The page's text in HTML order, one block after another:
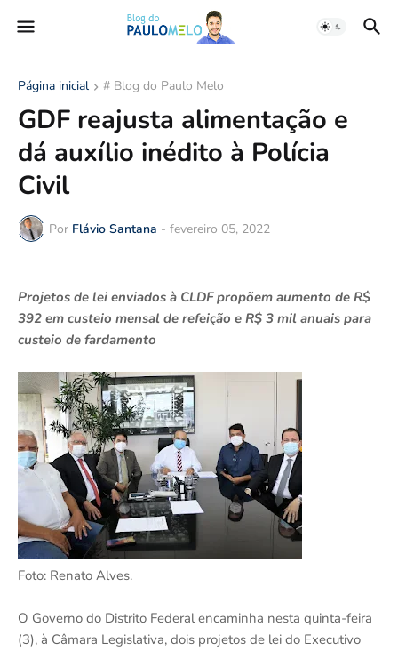
Página inicial # Blog do Paulo Melo
GDF reajusta alimentação e
dá auxílio inédito à Polícia
Civil
Por Flávio Santana - fevereiro 05, 2022
Projetos de lei enviados à CLDF propõem aumento de R$
392 em custeio mensal de refeição e R$ 3 mil anuais para
custeio de fardamento
Foto: Renato Alves.
O Governo do Distrito Federal encaminha nesta quinta-feira
(3), à Câmara Legislativa, dois projetos de lei do Executivo